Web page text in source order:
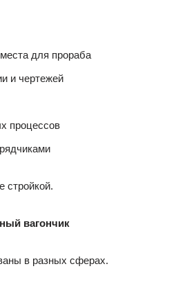
для прораба
и чертежей
процессов
стройкой.
вагончик
в разных сферах.